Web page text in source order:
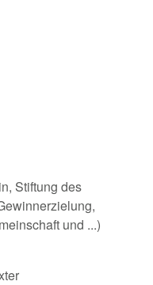
Stiftung des
und ...)